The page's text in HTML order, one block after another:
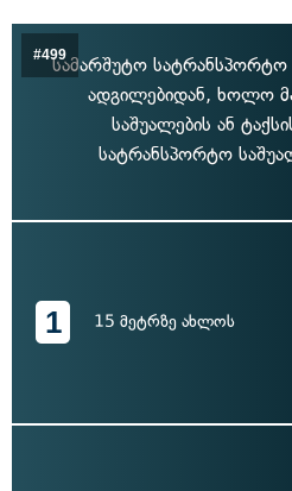
#499სამარშუტო სატრანსპორტო
ადგილებიდან, ხოლო
საშუალების ან
სატრანსპორტო
1 15 მეტრზე ახლოს